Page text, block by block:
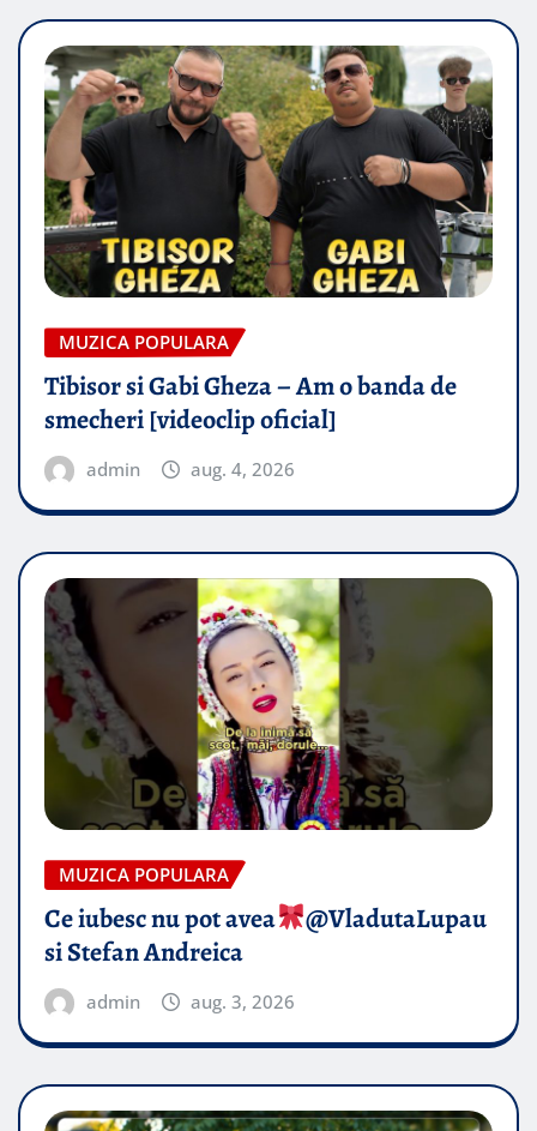
MUZICA POPULARA
Tibisor si Gabi Gheza – Am o banda de
smecheri [videoclip oficial]
admin aug. 4, 2026
MUZICA POPULARA
Ce iubesc nu pot avea
​@VladutaLupau
si Stefan Andreica
admin aug. 3, 2026